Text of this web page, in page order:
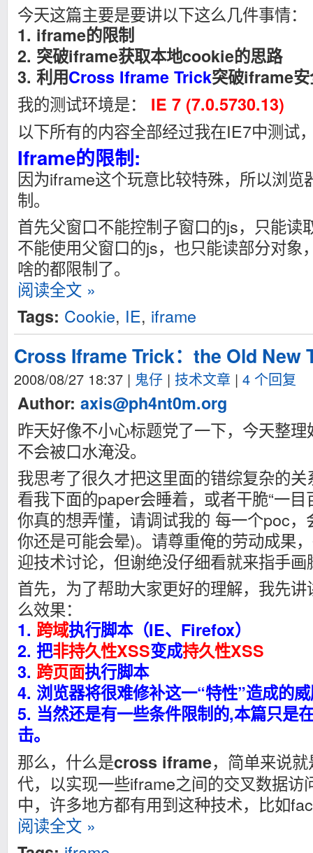
今天这篇主要是要讲以下这么几件事情：
1. iframe的限制
2. 突破iframe获取本地cookie的思路
3. 利用Cross Iframe Trick突破iframe
我的测试环境是： IE 7 (7.0.5730.13)
以下所有的内容全部经过我在IE7中测试
Iframe的限制:
因为iframe这个玩意比较特殊，所以浏览
制。
首先父窗口不能控制子窗口的js，只能读
不能使用父窗口的js，也只能读部分对象
啥的都限制了。
阅读全文 »
Tags: Cookie, IE, iframe
Cross Iframe Trick：the Old New
2008/08/27 18:37 | 鬼仔 | 技术文章 | 4 个回复
Author: axis@ph4nt0m.org
昨天好像不小心标题党了一下，今天整
不会被口水淹没。
我思考了很久才把这里面的错综复杂的
看我下面的paper会睡着，或者干脆“一
你真的想弄懂，请调试我的 每一个poc
你还是可能会晕)。请尊重俺的劳动成果
迎技术讨论，但谢绝没仔细看就来指手
首先，为了帮助大家更好的理解，我先
么效果：
1. 跨域执行脚本（IE、Firefox）
2. 把非持久性XSS变成持久性XSS
3. 跨页面执行脚本
4. 浏览器将很难修补这一“特性”造成的
5. 当然还是有一些条件限制的,本篇只是
击。
那么，什么是cross iframe，简单来说
代，以实现一些iframe之间的交叉数据访
中，许多地方都有用到这种技术，比如
阅读全文 »